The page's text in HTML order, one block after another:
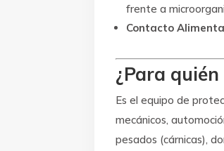
frente a
Contacto
¿Para quién
Es el equipo de
mecánicos,
pesados (cárnicas),